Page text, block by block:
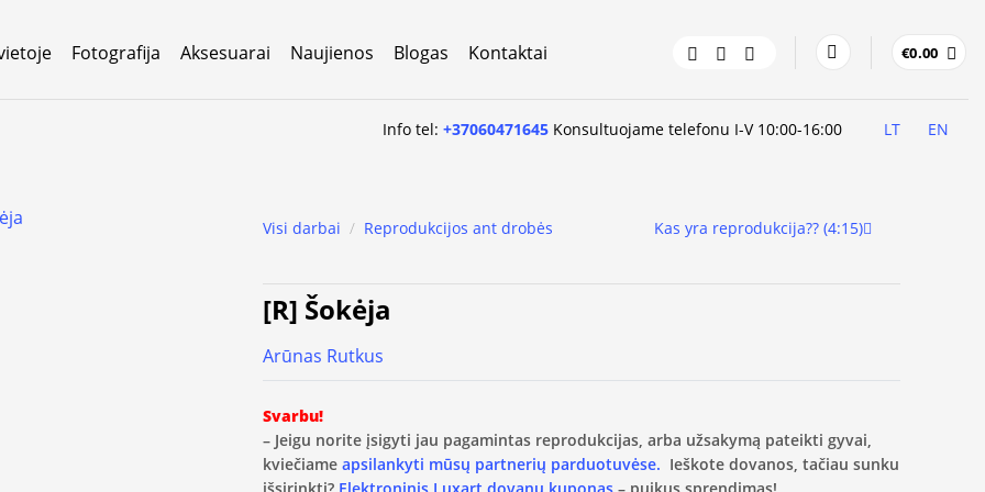
Fotografija Aksesuarai Naujienos Blogas Kontaktai €0.00
Info tel:+37060471645 Konsultuojame telefonu I-V 10:00-16:00 LT EN
Visi darbai / Reprodukcijos ant drobės Kas yra reprodukcija?? (4:15)
[R] Šokėja
Arūnas Rutkus
Svarbu!
– Jeigu norite įsigyti jau pagamintas reprodukcijas, arba užsakymą pateikti gyvai,
kviečiame apsilankyti mūsų partnerių parduotuvėse. Ieškote dovanos, tačiau sunku